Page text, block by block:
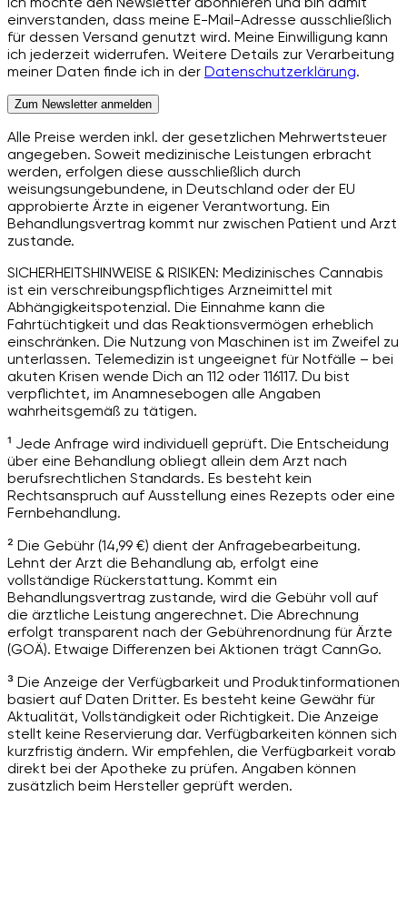
einverstanden, dass meine E-Mail-Adresse ausschließlich
für dessen Versand genutzt wird. Meine Einwilligung kann
ich jederzeit widerrufen. Weitere Details zur Verarbeitung
meiner Daten finde ich in der Datenschutzerklärung.
Zum Newsletter anmelden
Alle Preise werden inkl. der gesetzlichen Mehrwertsteuer
angegeben. Soweit medizinische Leistungen erbracht
werden, erfolgen diese ausschließlich durch
weisungsungebundene, in Deutschland oder der EU
approbierte Ärzte in eigener Verantwortung. Ein
Behandlungsvertrag kommt nur zwischen Patient und Arzt
zustande.
SICHERHEITSHINWEISE & RISIKEN: Medizinisches Cannabis
ist ein verschreibungspflichtiges Arzneimittel mit
Abhängigkeitspotenzial. Die Einnahme kann die
Fahrtüchtigkeit und das Reaktionsvermögen erheblich
einschränken. Die Nutzung von Maschinen ist im Zweifel zu
unterlassen. Telemedizin ist ungeeignet für Notfälle – bei
akuten Krisen wende Dich an 112 oder 116117. Du bist
verpflichtet, im Anamnesebogen alle Angaben
wahrheitsgemäß zu tätigen.
¹ Jede Anfrage wird individuell geprüft. Die Entscheidung
über eine Behandlung obliegt allein dem Arzt nach
berufsrechtlichen Standards. Es besteht kein
Rechtsanspruch auf Ausstellung eines Rezepts oder eine
Fernbehandlung.
² Die Gebühr (14,99 €) dient der Anfragebearbeitung.
Lehnt der Arzt die Behandlung ab, erfolgt eine
vollständige Rückerstattung. Kommt ein
Behandlungsvertrag zustande, wird die Gebühr voll auf
die ärztliche Leistung angerechnet. Die Abrechnung
erfolgt transparent nach der Gebührenordnung für Ärzte
(GOÄ). Etwaige Differenzen bei Aktionen trägt CannGo.
³ Die Anzeige der Verfügbarkeit und Produktinformationen
basiert auf Daten Dritter. Es besteht keine Gewähr für
Aktualität, Vollständigkeit oder Richtigkeit. Die Anzeige
stellt keine Reservierung dar. Verfügbarkeiten können sich
kurzfristig ändern. Wir empfehlen, die Verfügbarkeit vorab
direkt bei der Apotheke zu prüfen. Angaben können
zusätzlich beim Hersteller geprüft werden.